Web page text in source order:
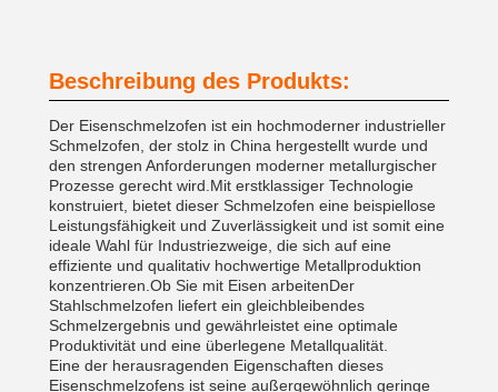
Beschreibung des Produkts:
Der Eisenschmelzofen ist ein hochmoderner industrieller
Schmelzofen, der stolz in China hergestellt wurde und
den strengen Anforderungen moderner metallurgischer
Prozesse gerecht wird.Mit erstklassiger Technologie
konstruiert, bietet dieser Schmelzofen eine beispiellose
Leistungsfähigkeit und Zuverlässigkeit und ist somit eine
ideale Wahl für Industriezweige, die sich auf eine
effiziente und qualitativ hochwertige Metallproduktion
konzentrieren.Ob Sie mit Eisen arbeitenDer
Stahlschmelzofen liefert ein gleichbleibendes
Schmelzergebnis und gewährleistet eine optimale
Produktivität und eine überlegene Metallqualität.
Eine der herausragenden Eigenschaften dieses
Eisenschmelzofens ist seine außergewöhnlich geringe